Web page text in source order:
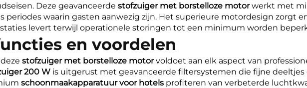
Deze geavanceerde stofzuiger met borstelloze motorwerkt met
periodes waarin gasten aanwezig zijn. Het superieure motordesign zorgt
levert terwijl operationele storingen tot een minimum worden
en voordelen
stofzuiger met borstelloze motorvoldoet aan elk aspect van
200 W is uitgerust met geavanceerde filtersystemen die fijne
schoonmaakapparatuur voor hotels profiteren van verbeterde